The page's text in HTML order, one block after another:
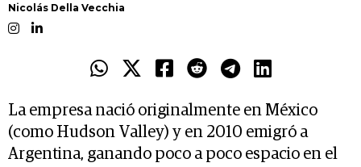
Nicolás Della Vecchia
La empresa nació originalmente en México
(como Hudson Valley) y en 2010 emigró a
Argentina, ganando poco a poco espacio en el